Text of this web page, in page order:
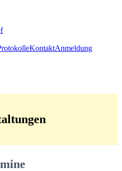
KontaktAnmeldung